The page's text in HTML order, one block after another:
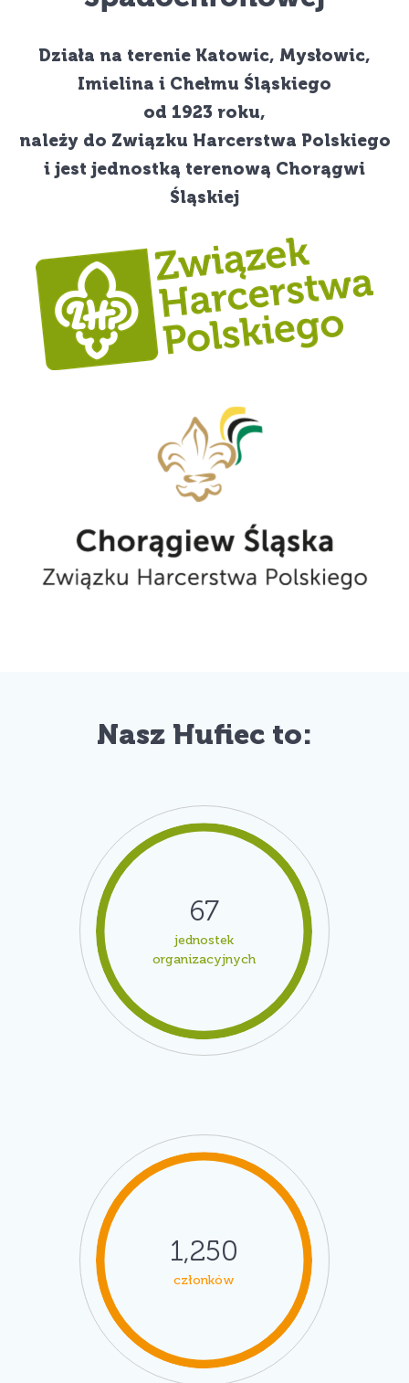
Działa na terenie Katowic, Mysłowic,
Imielina i Chełmu Śląskiego
od 1923 roku,
należy do Związku Harcerstwa Polskiego
i jest jednostką terenową Chorągwi
Śląskiej
Nasz Hufiec to:
67
jednostek
organizacyjnych
1,250
członków